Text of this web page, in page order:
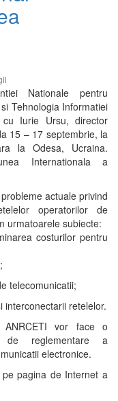
Nationale pentru
Tehnologia Informatiei
Iurie Ursu, director
15 – 17 septembrie, la
la Odesa, Ucraina.
Internationala a
actuale privind
operatorilor de
urmatoarele subiecte:
costurilor pentru
telecomunicatii;
interconectarii retelelor.
ANRCETI vor face o
de reglementare a
electronice.
pagina de Internet a